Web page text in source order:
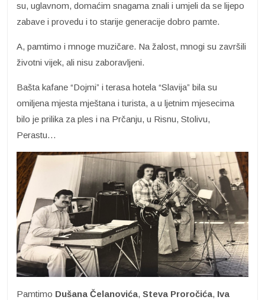
su, uglavnom, domaćim snagama znali i umjeli da se lijepo
zabave i provedu i to starije generacije dobro pamte.
A, pamtimo i mnoge muzičare. Na žalost, mnogi su završili
životni vijek, ali nisu zaboravljeni.
Bašta kafane “Dojmi” i terasa hotela “Slavija” bila su
omiljena mjesta mještana i turista, a u ljetnim mjesecima
bilo je prilika za ples i na Prčanju, u Risnu, Stolivu,
Perastu…
Pamtimo Dušana Čelanovića, Steva Proročića, Iva